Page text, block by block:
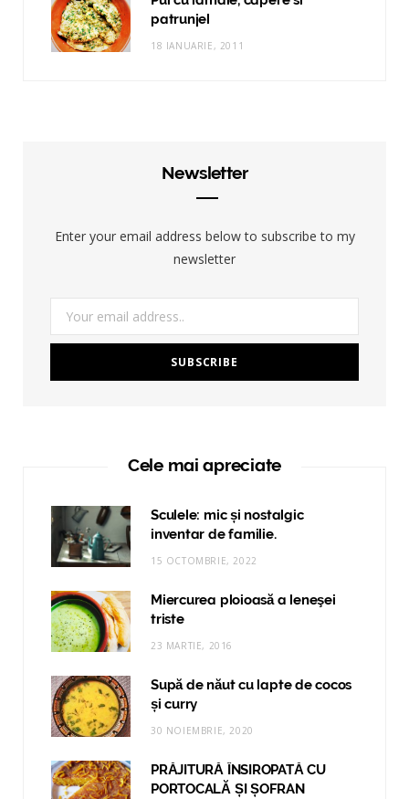
patrunjel
18 IANUARIE, 2011
Newsletter
Enter your email address below to subscribe to my
newsletter
Cele mai apreciate
Sculele: mic și nostalgic
inventar de familie.
15 OCTOMBRIE, 2022
Miercurea ploioasă a leneşei
triste
23 MARTIE, 2016
Supă de năut cu lapte de cocos
și curry
30 NOIEMBRIE, 2020
PRĂJITURĂ ÎNSIROPATĂ CU
PORTOCALĂ ȘI ȘOFRAN